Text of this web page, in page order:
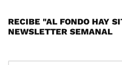
RECIBE "AL FONDO HAY
NEWSLETTER SEMANAL